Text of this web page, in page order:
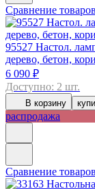
Сравнение товаров
95527 Настол.
дерево, бетон,
6 090 ₽
Доступно: 2 шт.
В корзину
распродажа
Сравнение товаров